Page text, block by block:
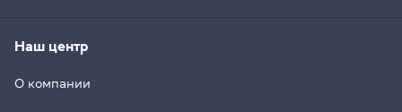
Наш центр
О компании